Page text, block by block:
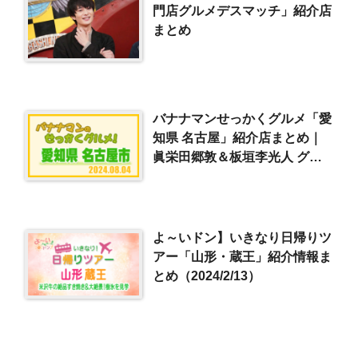
門店グルメデスマッチ」紹介店
まとめ
バナナマンせっかくグルメ「愛
知県 名古屋」紹介店まとめ｜
眞栄田郷敦＆板垣李光人 グル
よ～いドン】いきなり日帰りツ
アー「山形・蔵王」紹介情報ま
とめ（2024/2/13）